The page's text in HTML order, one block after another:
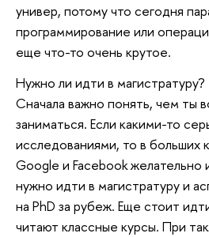
универ, потому что сегодня
программирование или
еще что-то очень крутое.
Нужно ли идти в
Сначала важно понять, чем ты
заниматься. Если какими-то
исследованиями, то в больших
Google и Facebook желательно
нужно идти в магистратуру и
на PhD за рубеж. Еще стоит
читают классные курсы. При